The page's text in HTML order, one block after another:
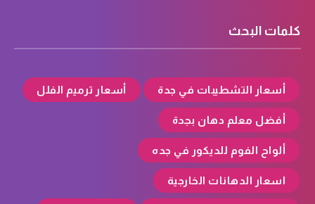
كلمات البحث
أسعار التشطيبات في جدة أسعار ترميم الفلل
أفضل معلم دهان بجدة
ألواح الفوم للديكور في جده
اسعار الدهانات الخارجية